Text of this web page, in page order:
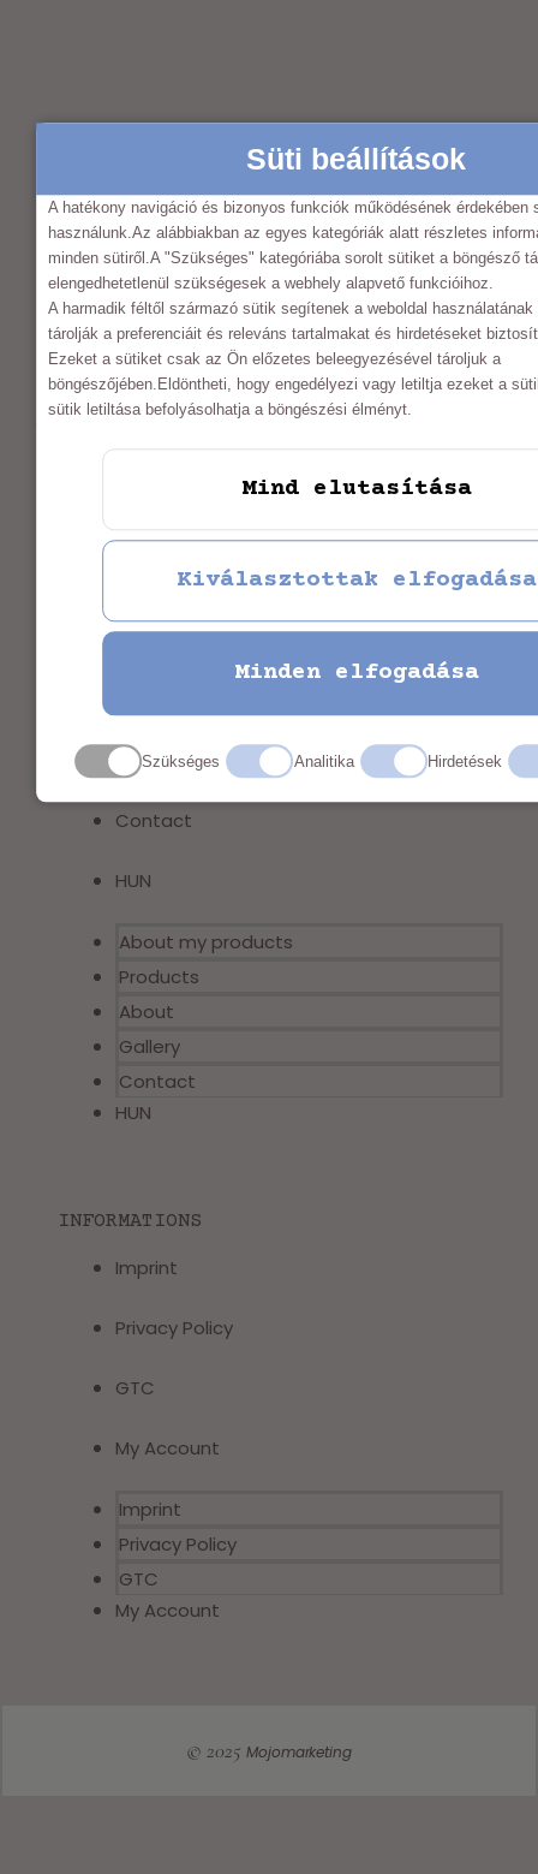
MARTA HANDMADE FABRIC
SOCIAL MEDIA
About my products
Products
Gallery
Contact
HUN
About my products
Products
About
Gallery
Contact
HUN
INFORMATIONS
Imprint
Privacy Policy
GTC
My Account
Imprint
Privacy Policy
GTC
My Account
© 2025Mojomarketing
Süti beállítások
A hatékony navigáció és bizonyos funkciók működésének érdekében
használunk.Az alábbiakban az egyes kategóriák alatt részletes
minden sütiről.A "Szükséges" kategóriába sorolt sütiket a böngésző
elengedhetetlenül szükségesek a webhely alapvető funkcióihoz.
A harmadik féltől származó sütik segítenek a weboldal használatának
tárolják a preferenciáit és releváns tartalmakat és hirdetéseket
Ezeket a sütiket csak az Ön előzetes beleegyezésével tároljuk a
böngészőjében.Eldöntheti, hogy engedélyezi vagy letiltja ezeket a
sütik letiltása befolyásolhatja a böngészési élményt.
Mind elutasítása
Kiválasztottak elfogadása
Minden elfogadása
Szükséges Analitika Hirdetések